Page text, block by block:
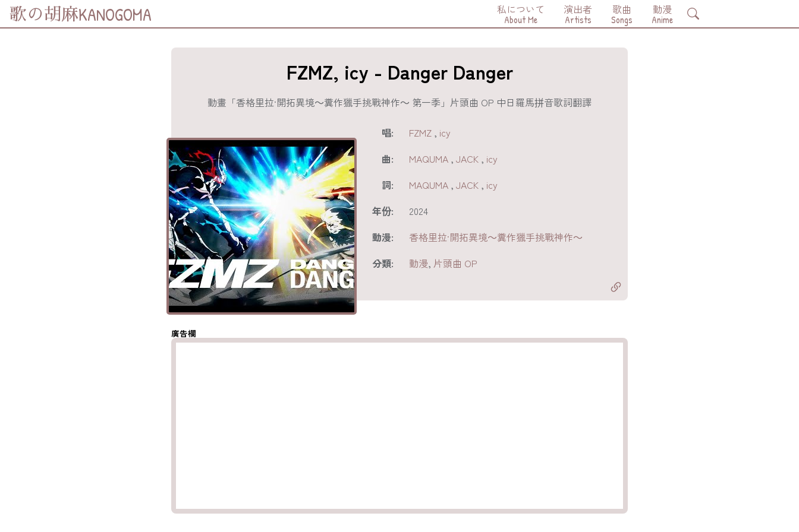
歌の胡麻KANOGOMA 私について
About Me
演出者
Artists
歌曲
Songs
動漫
Anime
Search
FZMZ, icy - Danger Danger
動畫「香格里拉·開拓異境～糞作獵手挑戰神作～ 第一季」片頭曲 OP 中日羅馬拼音歌詞翻譯
唱: FZMZ , icy
曲:
MAQUMA , JACK , icy
詞:
MAQUMA , JACK , icy
年份:
2024
動漫:
香格里拉·開拓異境～糞作獵手挑戰神作～
分類:
動漫, 片頭曲 OP
分享至
Facebook
分享至 X
(Twitter)
分享至
Whatsapp
複製鏈結
廣告欄